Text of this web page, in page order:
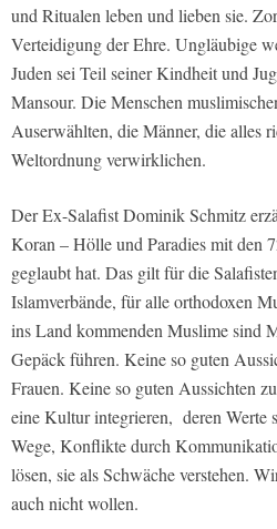
und Ritualen leben und lieben sie.
Verteidigung der Ehre. Ungläubige
Juden sei Teil seiner Kindheit und
Mansour. Die Menschen
Auserwählten, die Männer, die alles
Weltordnung verwirklichen.
Der Ex-Salafist Dominik Schmitz
Koran – Hölle und Paradies mit den
geglaubt hat. Das gilt für die
Islamverbände, für alle orthodoxen
ins Land kommenden Muslime sind
Gepäck führen. Keine so guten
Frauen. Keine so guten Aussichten
eine Kultur integrieren, deren Werte
Wege, Konflikte durch
lösen, sie als Schwäche verstehen.
auch nicht wollen.